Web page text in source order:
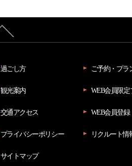
過ごし方
観光案内
交通アクセス
プライバシーポリシー
サイトマップ
ご予約・プラ
WEB会員限定
WEB会員登録
リクルート情